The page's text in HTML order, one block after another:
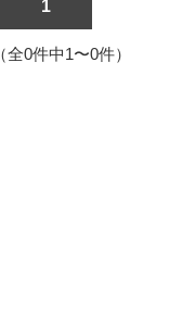
1
全0件中1〜0件）